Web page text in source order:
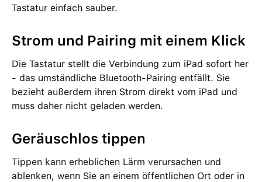
Tastatur einfach sauber.
Strom und Pairing mit einem Klick
Die Tastatur stellt die Verbindung zum iPad sofort her
- das umständliche Bluetooth-Pairing entfällt. Sie
bezieht außerdem ihren Strom direkt vom iPad und
muss daher nicht geladen werden.
Geräuschlos tippen
Tippen kann erheblichen Lärm verursachen und
ablenken, wenn Sie an einem öffentlichen Ort oder in